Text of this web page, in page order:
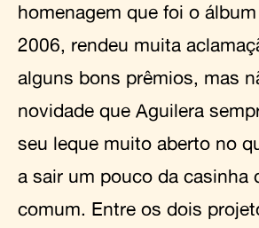
homenagem que foi o
2006, rendeu muita
alguns bons prêmios, mas
novidade que Aguilera
seu leque muito aberto no
a sair um pouco da casinha
comum. Entre os dois